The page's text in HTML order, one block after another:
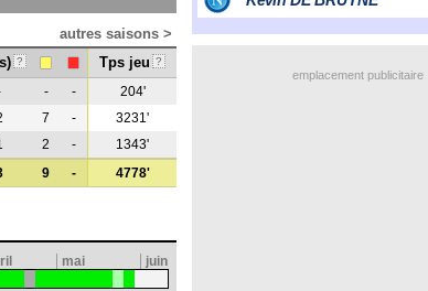
autres saisons >
? Tps jeu ?
- -
204'
7 -
3231'
2 -
1343'
9 - 4778'
mai juin
emplacement publicitaire